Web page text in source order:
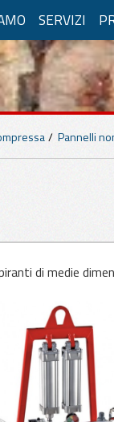
SERVIZI
ad
non traspiranti
manuali
Elettrica
Pannelli
di medie